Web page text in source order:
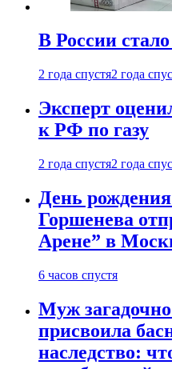
В России
2 года спустя2 года
Эксперт
к РФ по газу
2 года спустя2 года
День
Горшенева
Арене” в
6 часов спустя
Муж
присвоила
наследство: